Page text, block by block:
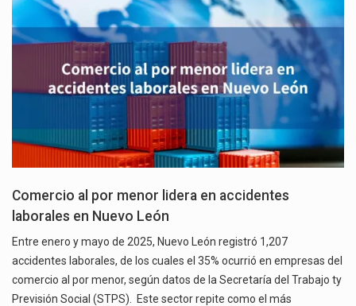
Comercio al por menor lidera en accidentes
laborales en Nuevo León
Entre enero y mayo de 2025, Nuevo León registró 1,207
accidentes laborales, de los cuales el 35% ocurrió en empresas del
comercio al por menor, según datos de la Secretaría del Trabajo ty
Previsión Social (STPS). Este sector repite como el más